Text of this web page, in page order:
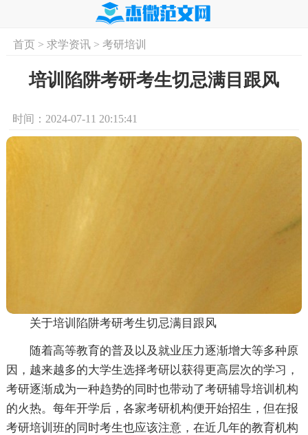
首页 实用文
首页> 求学资讯> 考研培训
培训陷阱考研考生切忌满目跟风
时间：2024-07-11 20:15:41
关于培训陷阱考研考生切忌满目跟风
随着高等教育的普及以及就业压力逐渐增大等多种原
因，越来越多的大学生选择考研以获得更高层次的学习，
考研逐渐成为一种趋势的同时也带动了考研辅导培训机构
的火热。每年开学后，各家考研机构便开始招生，但在报
考研培训班的同时考生也应该注意，在近几年的教育机构